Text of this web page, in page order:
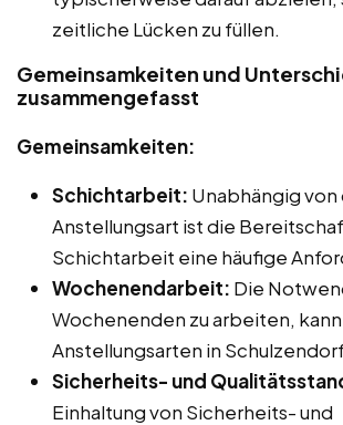
zeitliche Lücken zu füllen.
Gemeinsamkeiten und
zusammengefasst
Gemeinsamkeiten:
Schichtarbeit: Unabhängig von
Anstellungsart ist die
Schichtarbeit eine häufige
Wochenendarbeit: Die
Wochenenden zu arbeiten, kann
Anstellungsarten in
Sicherheits- und
Einhaltung von Sicherheits- und